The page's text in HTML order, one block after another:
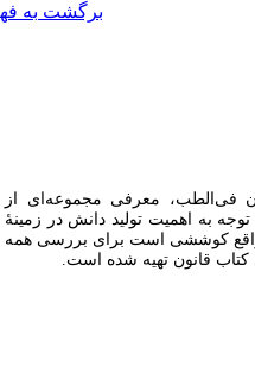
برگشت به
فی‌الطب، معرفی مجموعه‌ای از
به اهمیت تولید دانش در زمینۀ
واقع کوششی است برای بررسی همه
کتاب قانون تهیه شده است.